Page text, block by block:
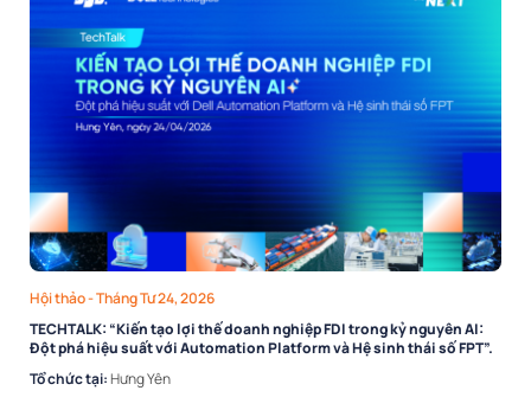
Hội thảo- Tháng Tư 24, 2026
TECHTALK: “Kiến tạo lợi thế doanh nghiệp FDI trong kỷ nguyên AI:
Đột phá hiệu suất với Automation Platform và Hệ sinh thái số FPT”.
Tổ chức tại:Hưng Yên